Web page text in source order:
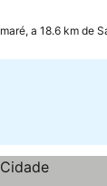
a 18.6 km de